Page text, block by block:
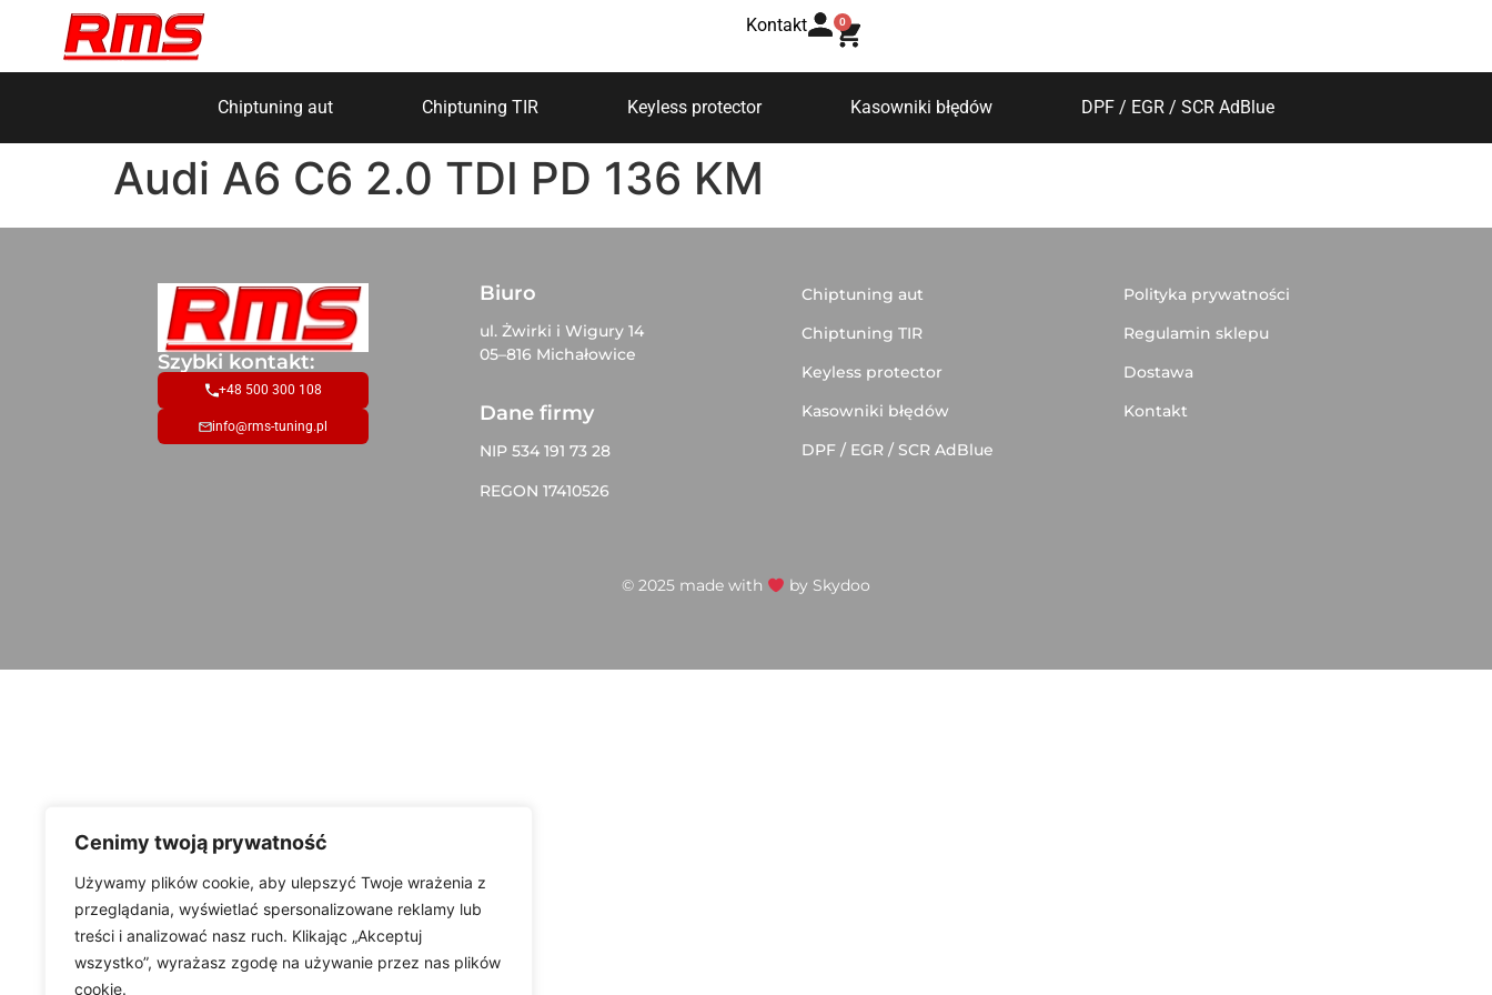
Cenimy twoją prywatność
Używamy plików cookie, aby ulepszyć Twoje wrażenia z
przeglądania, wyświetlać spersonalizowane reklamy lub
treści i analizować nasz ruch. Klikając „Akceptuj
wszystko”, wyrażasz zgodę na używanie przez nas plików
cookie.
Kontakt 0
Chiptuning aut Chiptuning TIR Keyless protector Kasowniki błędów DPF / EGR / SCR AdBlue
Audi A6 C6 2.0 TDI PD 136 KM
Szybki kontakt:
+48 500 300 108
info@rms-tuning.pl
Biuro
ul. Żwirki i Wigury 14
05–816 Michałowice
Dane firmy
NIP 534 191 73 28
REGON 17410526
Chiptuning aut
Chiptuning TIR
Keyless protector
Kasowniki błędów
DPF / EGR / SCR AdBlue
Polityka prywatności
Regulamin sklepu
Dostawa
Kontakt
© 2025 made with by Skydoo